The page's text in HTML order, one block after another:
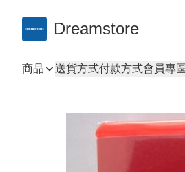
Dreamstore
商品 送貨方式付款方式會員專